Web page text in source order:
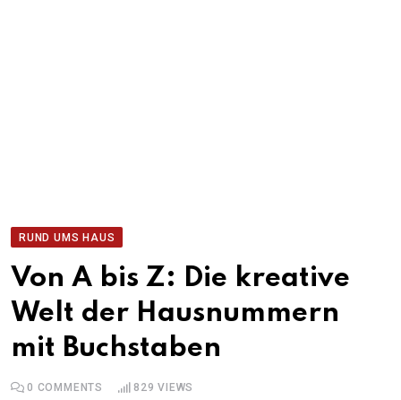
RUND UMS HAUS
Von A bis Z: Die kreative
Welt der Hausnummern
mit Buchstaben
0 COMMENTS 829 VIEWS